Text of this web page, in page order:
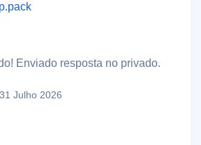
Enviado resposta no privado.
Julho 2026